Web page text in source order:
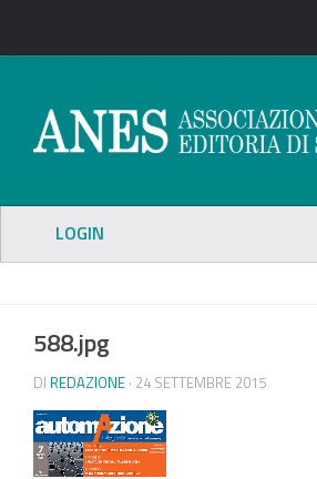
LOGIN
588.jpg
DI REDAZIONE · 24 SETTEMBRE 2015